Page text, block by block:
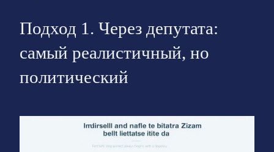
Подход 1. Через депутата:
самый реалистичный, но
политический